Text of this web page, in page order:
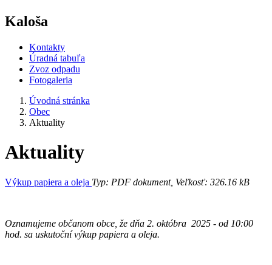
Kaloša
Kontakty
Úradná tabuľa
Zvoz odpadu
Fotogaleria
Úvodná stránka
Obec
Aktuality
Aktuality
Výkup papiera a oleja Typ: PDF dokument, Veľkosť: 326.16 kB
Oznamujeme občanom obce, že dňa 2. októbra 2025 - od 10:00
hod. sa uskutoční výkup papiera a oleja.